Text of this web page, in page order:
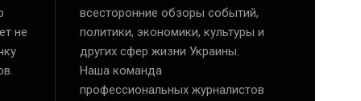
не
всесторонние обзоры событий,
политики, экономики, культуры и
других сфер жизни Украины.
Наша команда
профессиональных журналистов